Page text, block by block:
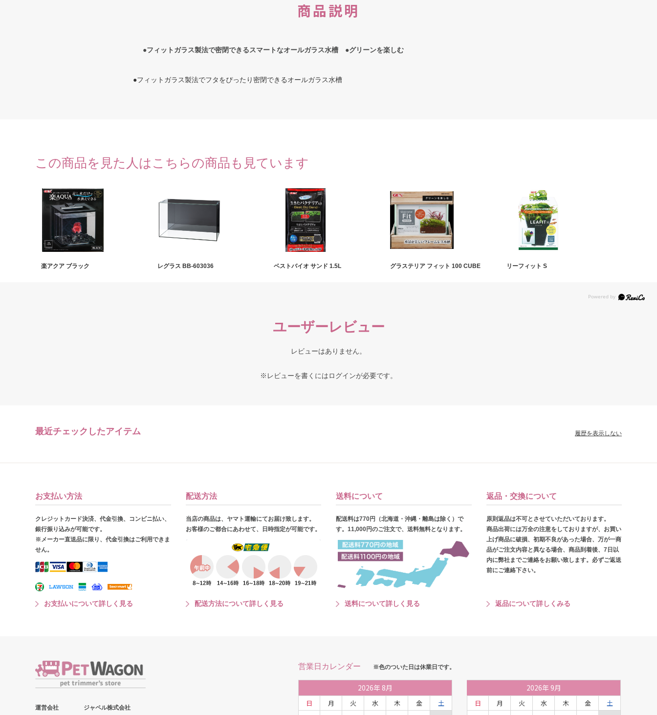
商品説明
●フィットガラス製法で密閉できるスマートなオールガラス水槽 ●グリーンを楽しむ
●フィットガラス製法でフタをぴったり密閉できるオールガラス水槽
この商品を見た人はこちらの商品も見ています
楽アクア ブラック レグラス BB-603036 ベストバイオ サンド 1.5L グラステリア フィット 100 CUBE リーフィット S
ユーザーレビュー
レビューはありません。
※レビューを書くにはログインが必要です。
最近チェックしたアイテム 履歴を表示しない
お支払い方法
クレジットカード決済、代金引換、コンビニ払い、
銀行振り込みが可能です。
※メーカー直送品に限り、代金引換はご利用できま
せん。
お支払いについて詳しく見る
配送方法
当店の商品は、ヤマト運輸にてお届け致します。
お客様のご都合にあわせて、日時指定が可能です。
配送方法について詳しく見る
送料について
配送料は770円（北海道・沖縄・離島は除く）で
す。11,000円のご注文で、送料無料となります。
送料について詳しく見る
返品・交換について
原則返品は不可とさせていただいております。
商品出荷には万全の注意をしておりますが、お買い
上げ商品に破損、初期不良があった場合、万が一商
品がご注文内容と異なる場合、商品到着後、7日以
内に弊社までご連絡をお願い致します。必ずご返送
前にご連絡下さい。
返品について詳しくみる
運営会社 ジャペル株式会社
営業日カレンダー ※色のついた日は休業日です。
2026年 8月
日 月 火 水 木 金
土
2026年 9月
日 月 火 水 木 金
土